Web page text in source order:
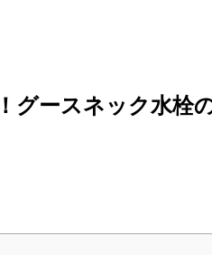
グースネック水栓